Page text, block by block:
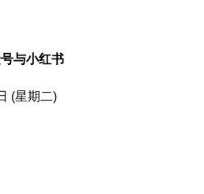
与小红书
(星期二)